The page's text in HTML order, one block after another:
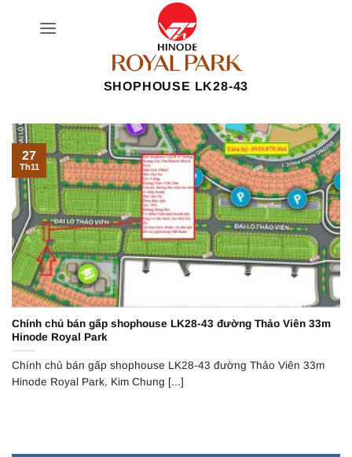
SHOPHOUSE LK28-43
Chính chủ bán gấp shophouse LK28-43 đường Thảo Viên 33m
Hinode Royal Park
Chính chủ bán gấp shophouse LK28-43 đường Thảo Viên 33m
Hinode Royal Park, Kim Chung [...]
27
Th11